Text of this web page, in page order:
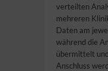
verteilten
mehreren
Daten am
während die
übermittelt
Anschluss